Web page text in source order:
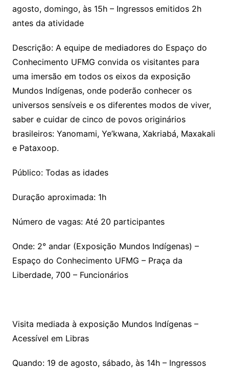
agosto, domingo, às 15h – Ingressos emitidos 2h
antes da atividade
Descrição: A equipe de mediadores do Espaço do
Conhecimento UFMG convida os visitantes para
uma imersão em todos os eixos da exposição
Mundos Indígenas, onde poderão conhecer os
universos sensíveis e os diferentes modos de viver,
saber e cuidar de cinco de povos originários
brasileiros: Yanomami, Ye’kwana, Xakriabá, Maxakali
e Pataxoop.
Público: Todas as idades
Duração aproximada: 1h
Número de vagas: Até 20 participantes
Onde: 2° andar (Exposição Mundos Indígenas) –
Espaço do Conhecimento UFMG – Praça da
Liberdade, 700 – Funcionários
Visita mediada à exposição Mundos Indígenas –
Acessível em Libras
Quando: 19 de agosto, sábado, às 14h – Ingressos